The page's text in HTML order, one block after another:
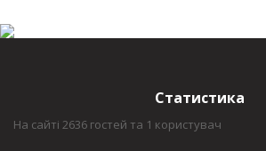
Статистика
На сайті 2636 гостей та 1 користувач